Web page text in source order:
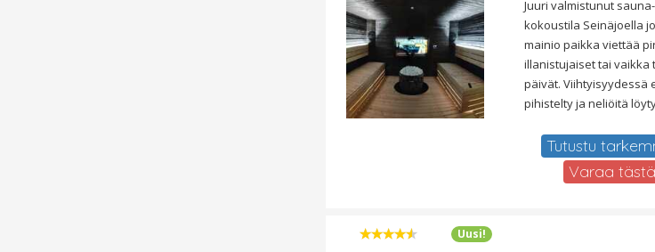
Juuri valmistunut
kokoustila Seinäjoella
mainio paikka viettää
illanistujaiset tai vaikka
päivät. Viihtyisyydessä
pihistelty ja neliöitä
Tutustu
Varaa tästä
Uusi!